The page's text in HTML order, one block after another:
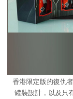
香港限定版的復仇
罐裝設計，以及只